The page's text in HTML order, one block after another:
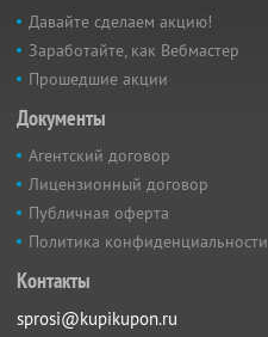
Давайте сделаем акцию!
Заработайте, как Вебмастер
Прошедшие акции
Документы
Агентский договор
Лицензионный договор
Публичная оферта
Политика конфиденциальности
Контакты
sprosi@kupikupon.ru